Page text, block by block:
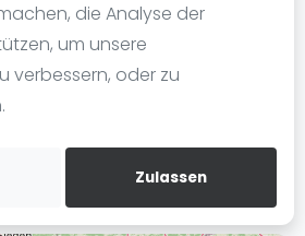
die Analyse der
um unsere
verbessern, oder zu
Zulassen
Padel
| Mannheim
Schwan-Straße 5-7